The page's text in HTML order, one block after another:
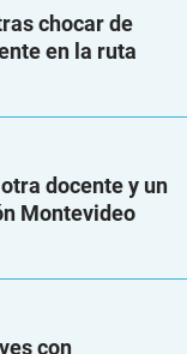
chocar de
en la ruta
docente y un
Montevideo
con